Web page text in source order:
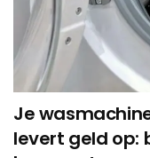
Je
levert geld op: